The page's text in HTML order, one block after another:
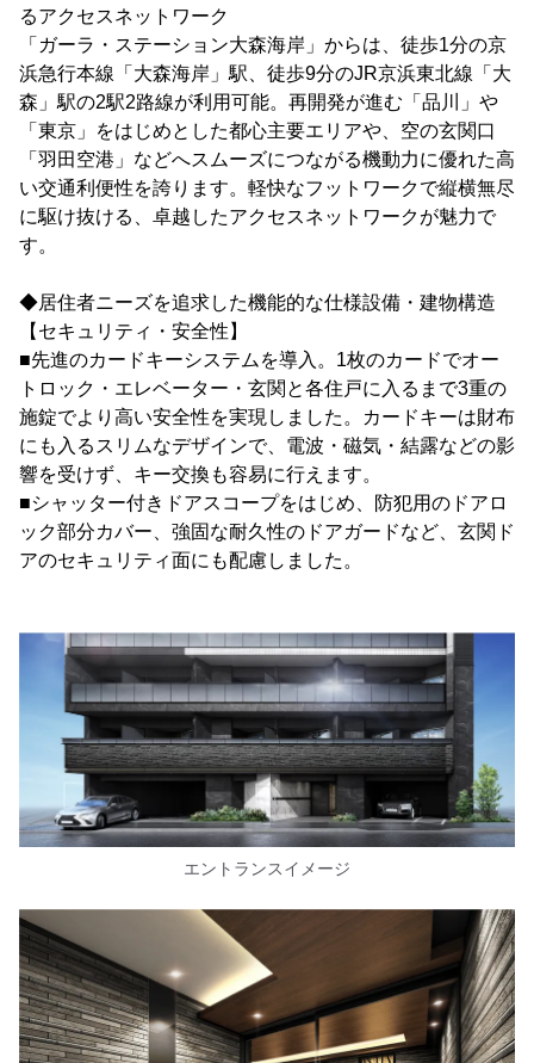
るアクセスネットワーク
「ガーラ・ステーション大森海岸」からは、徒歩1分の京
浜急行本線「大森海岸」駅、徒歩9分のJR京浜東北線「大
森」駅の2駅2路線が利用可能。再開発が進む「品川」や
「東京」をはじめとした都心主要エリアや、空の玄関口
「羽田空港」などへスムーズにつながる機動力に優れた高
い交通利便性を誇ります。軽快なフットワークで縦横無尽
に駆け抜ける、卓越したアクセスネットワークが魅力で
す。
◆居住者ニーズを追求した機能的な仕様設備・建物構造
【セキュリティ・安全性】
■先進のカードキーシステムを導入。1枚のカードでオー
トロック・エレベーター・玄関と各住戸に入るまで3重の
施錠でより高い安全性を実現しました。カードキーは財布
にも入るスリムなデザインで、電波・磁気・結露などの影
響を受けず、キー交換も容易に行えます。
■シャッター付きドアスコープをはじめ、防犯用のドアロ
ック部分カバー、強固な耐久性のドアガードなど、玄関ド
アのセキュリティ面にも配慮しました。
エントランスイメージ